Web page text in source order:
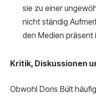
sie zu einer
nicht ständig
den Medien präsent
Kritik, Diskussionen
Obwohl Doris Bült